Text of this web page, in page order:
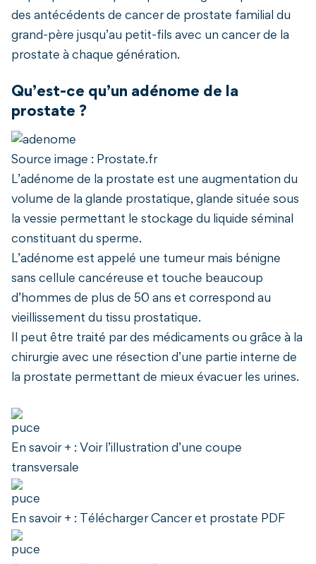
des antécédents de cancer de prostate familial du
grand-père jusqu’au petit-fils avec un cancer de la
prostate à chaque génération.
Qu’est-ce qu’un adénome de la
prostate ?
Source image : Prostate.fr
L’adénome de la prostate est une augmentation du
volume de la glande prostatique, glande située sous
la vessie permettant le stockage du liquide séminal
constituant du sperme.
L’adénome est appelé une tumeur mais bénigne
sans cellule cancéreuse et touche beaucoup
d’hommes de plus de 50 ans et correspond au
vieillissement du tissu prostatique.
Il peut être traité par des médicaments ou grâce à la
chirurgie avec une résection d’une partie interne de
la prostate permettant de mieux évacuer les urines.
En savoir + : Voir l’illustration d’une coupe
transversale
En savoir + : Télécharger Cancer et prostate PDF